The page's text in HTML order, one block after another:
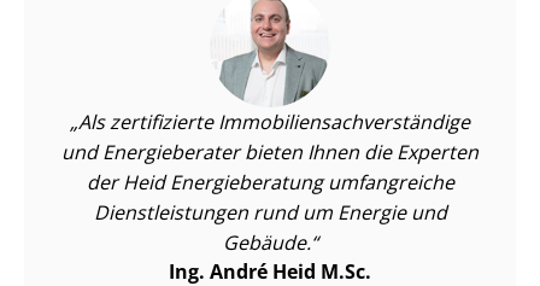
Als zertifizierte Im­mo­bi­li­en­sach­ver­stän­di­ge
und Energieberater bieten Ihnen die Experten
der Heid Energieberatung umfangreiche
Dienst­leis­tun­gen rund um Energie und
Gebäude.
Ing. André Heid M.Sc.